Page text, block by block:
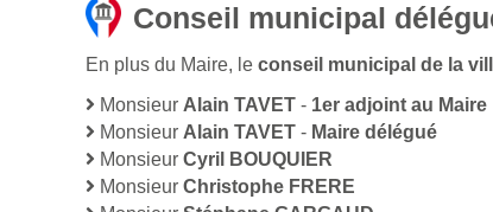
Conseil municipal
En plus du Maire, le conseil municipal de la
Monsieur Alain TAVET - 1er adjoint au Maire
Monsieur Alain TAVET - Maire délégué
Monsieur Cyril BOUQUIER
Monsieur Christophe FRERE